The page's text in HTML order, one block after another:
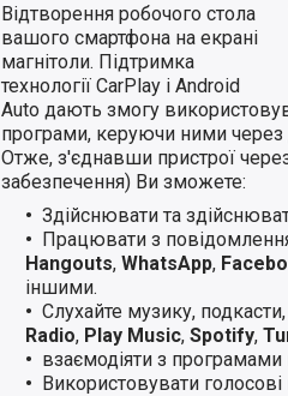
Відтворення робочого стола
вашого смартфона на екрані
магнітоли. Підтримка
технології CarPlay і Android
Auto дають змогу
програми, керуючи ними через
Отже, з'єднавши пристрої
забезпечення) Ви зможете:
Здійснювати та
Працювати з
Hangouts, WhatsApp,
іншими.
Слухайте музику,
Radio, Play Music, Spotify,
взаємодіяти з програмами
Використовувати